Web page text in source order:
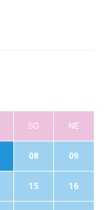
SO NE
08 09
15 16